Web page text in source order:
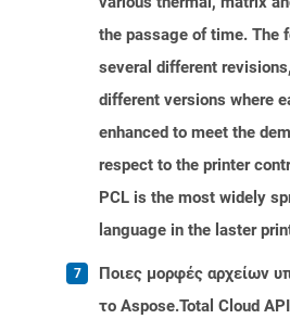
the passage of time. The
several different
different versions where
enhanced to meet the
respect to the printer
PCL is the most widely
language in the laster
Ποιες μορφές αρχείων
το Aspose.Total Cloud